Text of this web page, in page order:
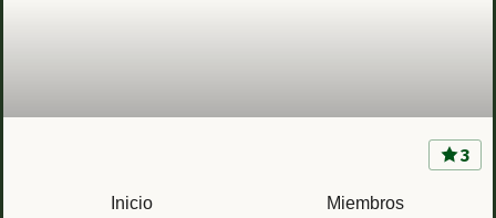
CIR 3 Santa Ana (Cáceres) Centro de
Instrucción de Reclutas nº 3
3
Inicio Miembros